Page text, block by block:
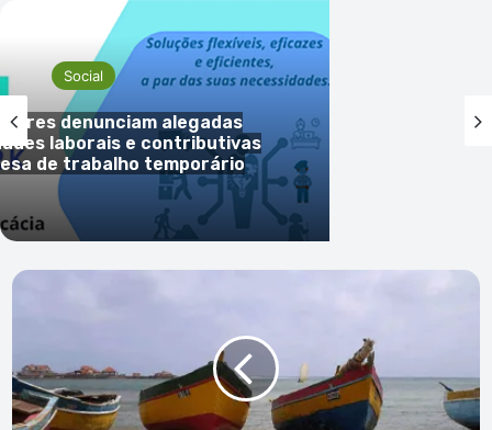
Social
denunciam alegadas
laborais e contributivas
de trabalho temporário
IMP
mar
de
embarcações